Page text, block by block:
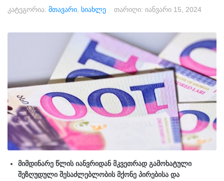
კატეგორია: მთავარი სიახლე თარიღი: იანვარი 15, 2024
მიმდინარე წლის იანვრიდან მკვეთრად გამოხატული
შეზღუდული შესაძლებლობის მქონე პირებისა და